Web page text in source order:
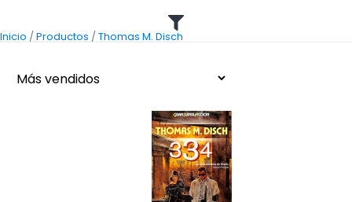
Inicio /Productos /Thomas M. Disch